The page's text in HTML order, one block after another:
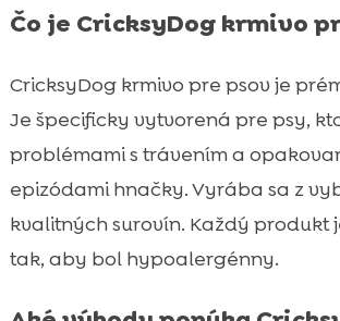
Čo je CricksyDog krmivo
CricksyDog krmivo pre psov je
Je špecificky vytvorená pre psy,
problémami s trávením a
epizódami hnačky. Vyrába sa z
kvalitných surovín. Každý produkt
tak, aby bol hypoalergénny.